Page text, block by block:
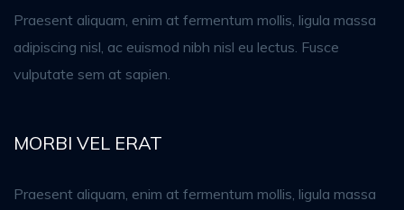
Praesent aliquam, enim at fermentum mollis, ligula massa
adipiscing nisl, ac euismod nibh nisl eu lectus. Fusce
vulputate sem at sapien.
MORBI VEL ERAT
Praesent aliquam, enim at fermentum mollis, ligula massa